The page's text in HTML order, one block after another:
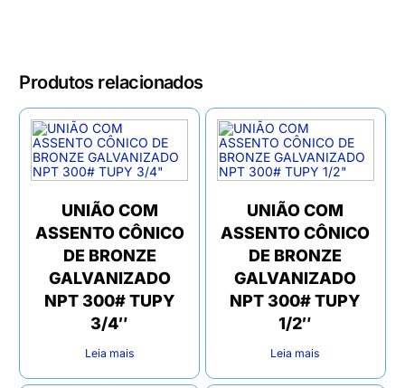
Produtos relacionados
UNIÃO COM
ASSENTO CÔNICO
DE BRONZE
GALVANIZADO
NPT 300# TUPY
3/4″
Leia mais
UNIÃO COM
ASSENTO CÔNICO
DE BRONZE
GALVANIZADO
NPT 300# TUPY
1/2″
Leia mais